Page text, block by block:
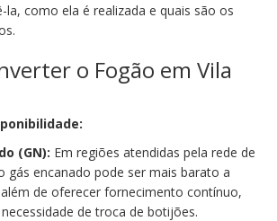
la, como ela é realizada e quais são os
o Fogão em Vila
(GN): Em regiões atendidas pela rede de
gás encanado pode ser mais barato a
de oferecer fornecimento contínuo,
de troca de botijões.